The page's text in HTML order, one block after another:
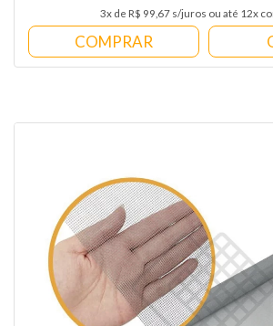
3x de R$ 99,67 s/juros ou até 12x
COMPRAR